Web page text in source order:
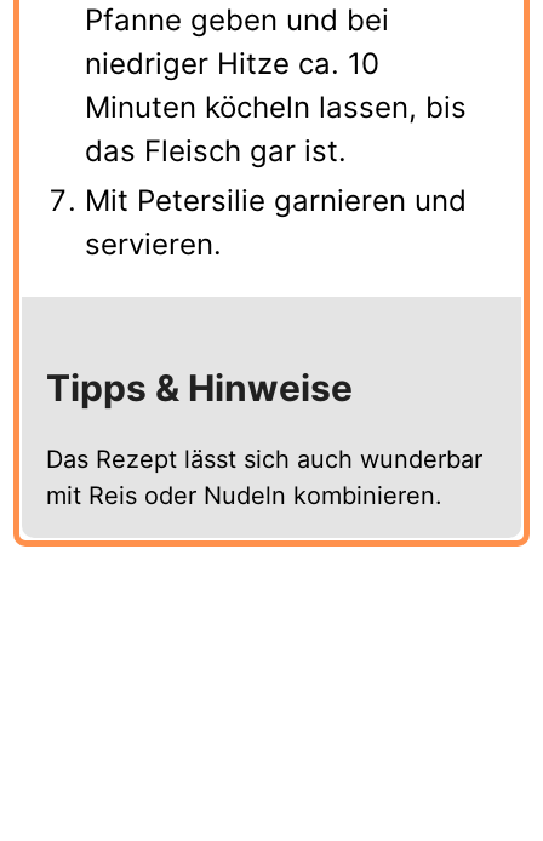
Pfanne geben und bei
niedriger Hitze ca. 10
Minuten köcheln lassen, bis
das Fleisch gar ist.
Mit Petersilie garnieren und
servieren.
Tipps & Hinweise
Das Rezept lässt sich auch wunderbar
mit Reis oder Nudeln kombinieren.